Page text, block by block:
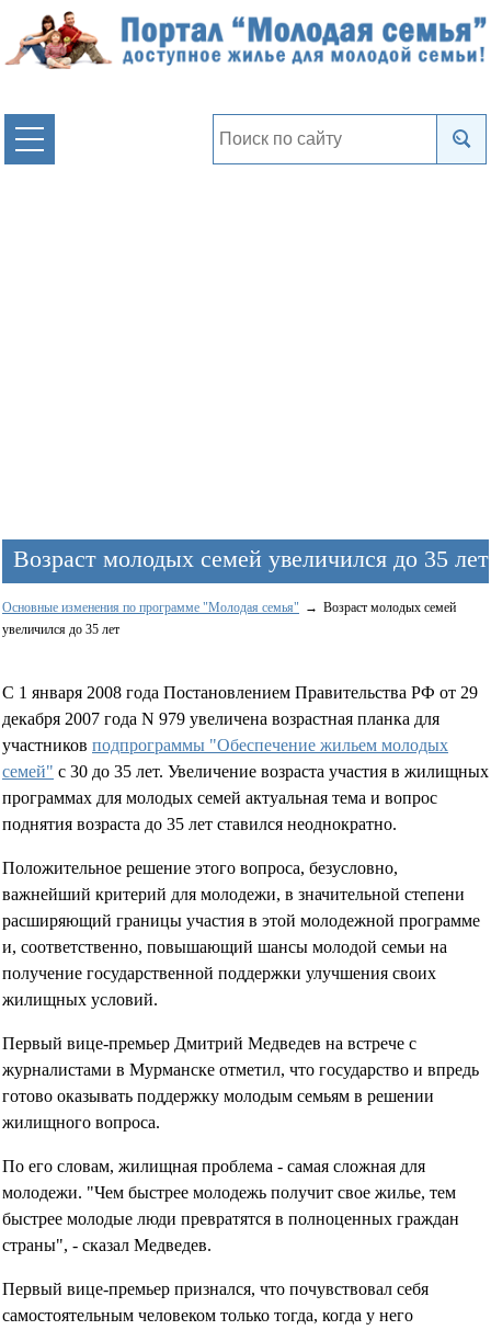
Возраст молодых семей увеличился до 35 лет
Основные изменения по программе "Молодая семья"
Возраст молодых семей
увеличился до 35 лет
С 1 января 2008 года Постановлением Правительства РФ от 29
декабря 2007 года N 979 увеличена возрастная планка для
участников подпрограммы "Обеспечение жильем молодых
семей" с 30 до 35 лет. Увеличение возраста участия в жилищных
программах для молодых семей актуальная тема и вопрос
поднятия возраста до 35 лет ставился неоднократно.
Положительное решение этого вопроса, безусловно,
важнейший критерий для молодежи, в значительной степени
расширяющий границы участия в этой молодежной программе
и, соответственно, повышающий шансы молодой семьи на
получение государственной поддержки улучшения своих
жилищных условий.
Первый вице-премьер Дмитрий Медведев на встрече с
журналистами в Мурманске отметил, что государство и впредь
готово оказывать поддержку молодым семьям в решении
жилищного вопроса.
По его словам, жилищная проблема - самая сложная для
молодежи. "Чем быстрее молодежь получит свое жилье, тем
быстрее молодые люди превратятся в полноценных граждан
страны", - сказал Медведев.
Первый вице-премьер признался, что почувствовал себя
самостоятельным человеком только тогда, когда у него